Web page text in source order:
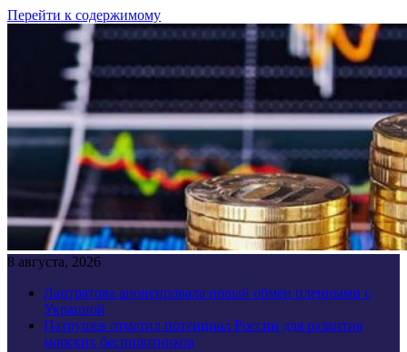
Перейти к содержимому
8 августа, 2026
Лантратова анонсировала новый обмен пленными с
Украиной
Патрушев отметил потенциал России для развития
морских беспилотников